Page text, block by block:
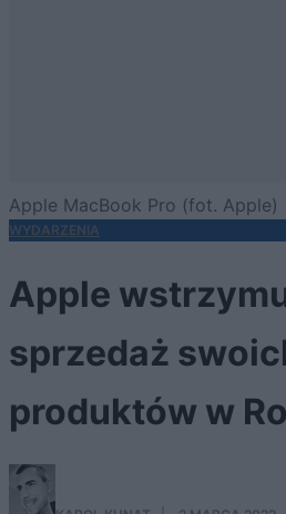
Apple MacBook Pro (fot. Apple)
WYDARZENIA
Apple
sprzedaż
produktów w